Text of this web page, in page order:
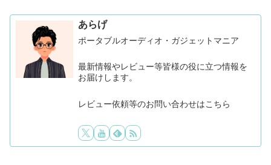
あらげ
ポータブルオーディオ・ガジェットマニア
最新情報やレビュー等皆様の役に立つ情報を
お届けします。
レビュー依頼等のお問い合わせはこちら